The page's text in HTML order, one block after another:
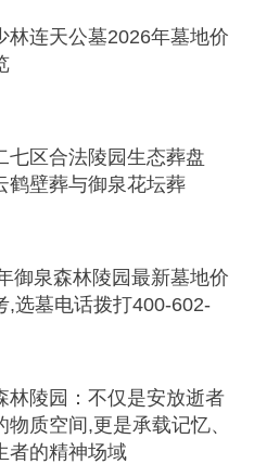
在2万至6万余元，碑型
于伏羲山与凤凰山风景
其实的现代化花园式墓
速路网便捷抵达，同时
范，并提供墓碑清洁、
虑皇帝岭陵园，其最低
是很好的折衷方案，能以
的环境。可以预约两家
林连天公墓2026年墓地价
七区合法陵园生态葬盘
鹤壁葬与御泉花坛葬
御泉森林陵园最新墓地价
,选墓电话拨打400-602-
林陵园：不仅是安放逝者
物质空间,更是承载记忆、
者的精神场域